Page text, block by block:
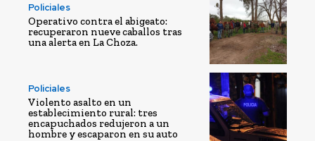
Policiales
Operativo contra el abigeato:
recuperaron nueve caballos tras
una alerta en La Choza.
Policiales
Violento asalto en un
establecimiento rural: tres
encapuchados redujeron a un
hombre y escaparon en su auto